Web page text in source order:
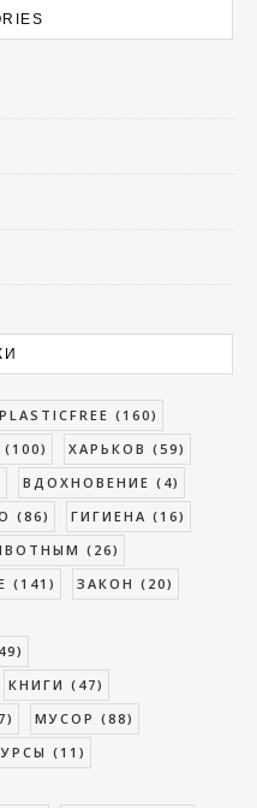
PLASTICFREE (160)
(100) ХАРЬКОВ (59)
ВДОХНОВЕНИЕ (4)
(86) ГИГИЕНА (16)
(26)
(141) ЗАКОН (20)
КНИГИ (47)
МУСОР (88)
(11)